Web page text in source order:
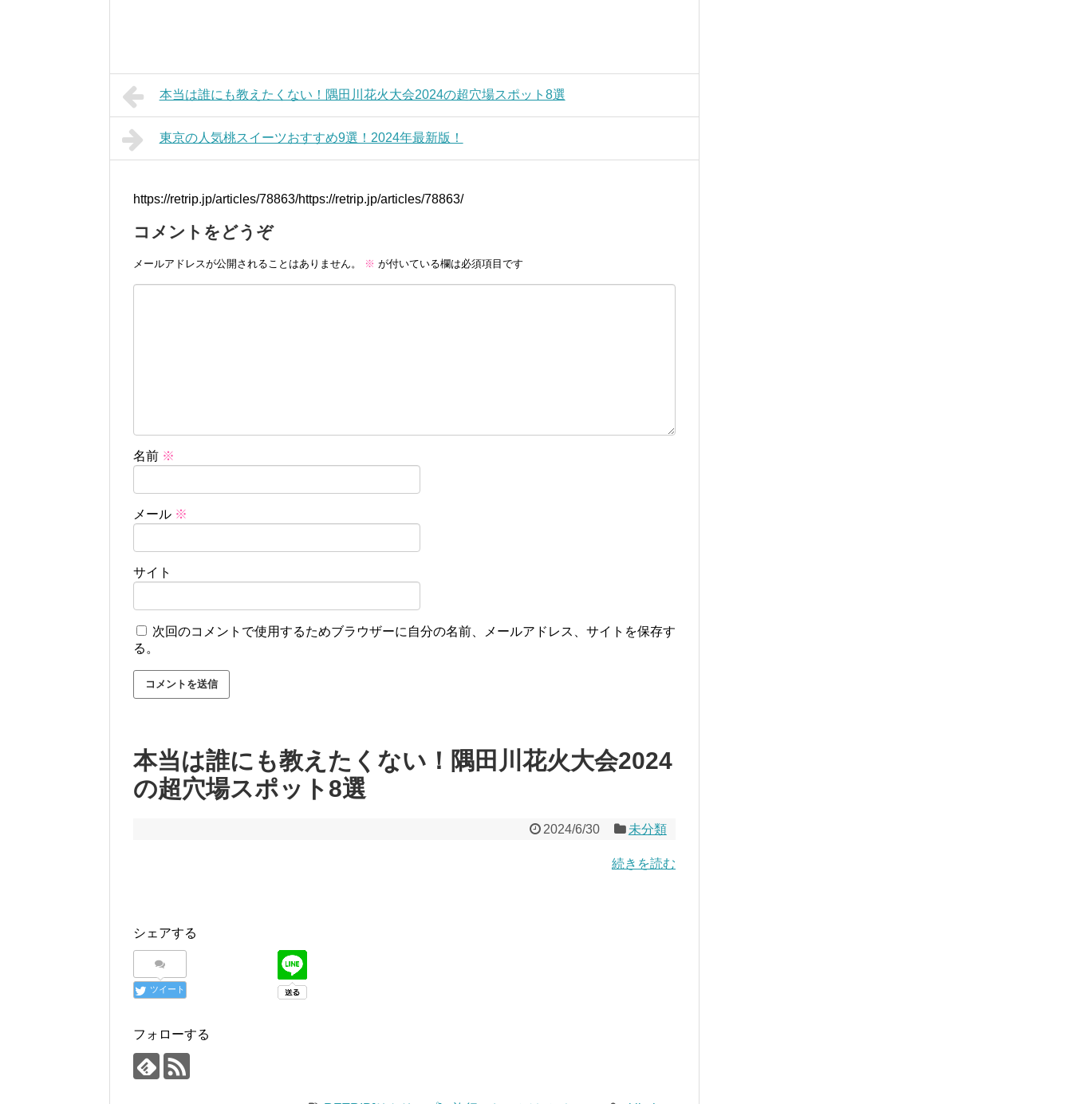
本当は誰にも教えたくない！隅田川花火大会2024の超穴場スポット8選
東京の人気桃スイーツおすすめ9選！2024年最新版！
https://retrip.jp/articles/78863/https://retrip.jp/articles/78863/
コメントをどうぞ
メールアドレスが公開されることはありません。 ※ が付いている欄は必須項目です
名前 ※
メール ※
サイト
次回のコメントで使用するためブラウザーに自分の名前、メールアドレス、サイトを保存す
る。
本当は誰にも教えたくない！隅田川花火大会2024
の超穴場スポット8選
2024/6/30 未分類
続きを読む
シェアする
ツイート
フォローする